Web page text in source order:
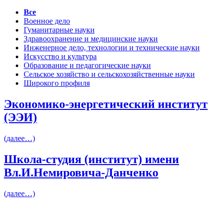
Все
Военное дело
Гуманитарные науки
Здравоохранение и медицинские науки
Инженерное дело, технологии и технические науки
Искусство и культура
Образование и педагогические науки
Сельское хозяйство и сельскохозяйственные науки
Широкого профиля
Экономико-энергетический институт
(ЭЭИ)
(далее…)
Школа-студия (институт) имени
Вл.И.Немировича-Данченко
(далее…)